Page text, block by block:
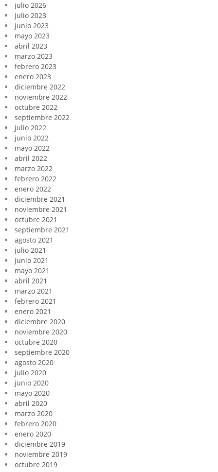
julio 2026
julio 2023
junio 2023
mayo 2023
abril 2023
marzo 2023
febrero 2023
enero 2023
diciembre 2022
noviembre 2022
octubre 2022
septiembre 2022
julio 2022
junio 2022
mayo 2022
abril 2022
marzo 2022
febrero 2022
enero 2022
diciembre 2021
noviembre 2021
octubre 2021
septiembre 2021
agosto 2021
julio 2021
junio 2021
mayo 2021
abril 2021
marzo 2021
febrero 2021
enero 2021
diciembre 2020
noviembre 2020
octubre 2020
septiembre 2020
agosto 2020
julio 2020
junio 2020
mayo 2020
abril 2020
marzo 2020
febrero 2020
enero 2020
diciembre 2019
noviembre 2019
octubre 2019